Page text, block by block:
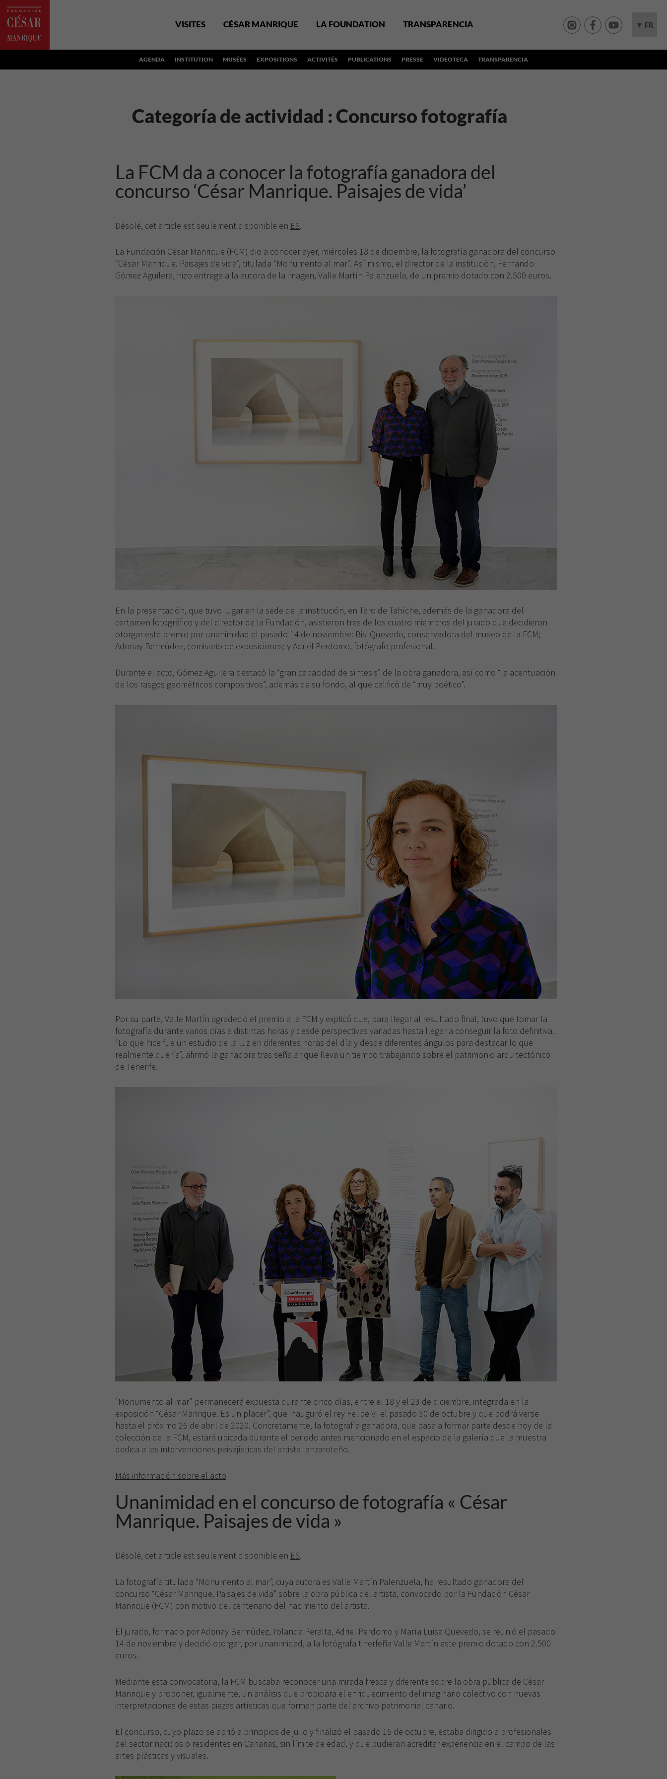
VISITES CÉSAR MANRIQUE LA FOUNDATION TRANSPARENCIA ▼ FR
AGENDA INSTITUTION MUSÉES EXPOSITIONS ACTIVITÉS PUBLICATIONS PRESSE VIDEOTECA TRANSPARENCIA
Categoría de actividad :Concurso fotografía
La FCM da a conocer la fotografía ganadora del
concurso ‘César Manrique. Paisajes de vida’
Désolé, cet article est seulement disponible en ES.
La Fundación César Manrique (FCM) dio a conocer ayer, miércoles 18 de diciembre, la fotografía ganadora del concurso
“César Manrique. Paisajes de vida”, titulada “Monumento al mar”. Así mismo, el director de la institución, Fernando
Gómez Aguilera, hizo entrega a la autora de la imagen, Valle Martín Palenzuela, de un premio dotado con 2.500 euros.
En la presentación, que tuvo lugar en la sede de la institución, en Taro de Tahíche, además de la ganadora del
certamen fotográfico y del director de la Fundación, asistieron tres de los cuatro miembros del jurado que decidieron
otorgar este premio por unanimidad el pasado 14 de noviembre: Bisi Quevedo, conservadora del museo de la FCM;
Adonay Bermúdez, comisario de exposiciones; y Adriel Perdomo, fotógrafo profesional.
Durante el acto, Gómez Aguilera destacó la “gran capacidad de síntesis” de la obra ganadora, así como “la acentuación
de los rasgos geométricos compositivos”, además de su fondo, al que calificó de “muy poético”.
Por su parte, Valle Martín agradeció el premio a la FCM y explicó que, para llegar al resultado final, tuvo que tomar la
fotografía durante varios días a distintas horas y desde perspectivas variadas hasta llegar a conseguir la foto definitiva.
“Lo que hice fue un estudio de la luz en diferentes horas del día y desde diferentes ángulos para destacar lo que
realmente quería”, afirmó la ganadora tras señalar que lleva un tiempo trabajando sobre el patrimonio arquitectónico
de Tenerife.
“Monumento al mar” permanecerá expuesta durante cinco días, entre el 18 y el 23 de diciembre, integrada en la
exposición “César Manrique. Es un placer”, que inauguró el rey Felipe VI el pasado 30 de octubre y que podrá verse
hasta el próximo 26 de abril de 2020. Concretamente, la fotografía ganadora, que pasa a formar parte desde hoy de la
colección de la FCM, estará ubicada durante el periodo antes mencionado en el espacio de la galería que la muestra
dedica a las intervenciones paisajísticas del artista lanzaroteño.
Más información sobre el acto
Unanimidad en el concurso de fotografía « César
Manrique. Paisajes de vida »
Désolé, cet article est seulement disponible en ES.
La fotografía titulada “Monumento al mar”, cuya autora es Valle Martín Palenzuela, ha resultado ganadora del
concurso “César Manrique. Paisajes de vida” sobre la obra pública del artista, convocado por la Fundación César
Manrique (FCM) con motivo del centenario del nacimiento del artista.
El jurado, formado por Adonay Bermúdez, Yolanda Peralta, Adriel Perdomo y María Luisa Quevedo, se reunió el pasado
14 de noviembre y decidió otorgar, por unanimidad, a la fotógrafa tinerfeña Valle Martín este premio dotado con 2.500
euros.
Mediante esta convocatoria, la FCM buscaba reconocer una mirada fresca y diferente sobre la obra pública de César
Manrique y proponer, igualmente, un análisis que propiciara el enriquecimiento del imaginario colectivo con nuevas
interpretaciones de estas piezas artísticas que forman parte del archivo patrimonial canario.
El concurso, cuyo plazo se abrió a principios de julio y finalizó el pasado 15 de octubre, estaba dirigido a profesionales
del sector nacidos o residentes en Canarias, sin límite de edad, y que pudieran acreditar experiencia en el campo de las
artes plásticas y visuales.
Necesarias
Estas
son
opcionales.
Son
necesarias
para que
Experiencia
Para que
cookies,
algunas
funcionalidades
desaparecerán